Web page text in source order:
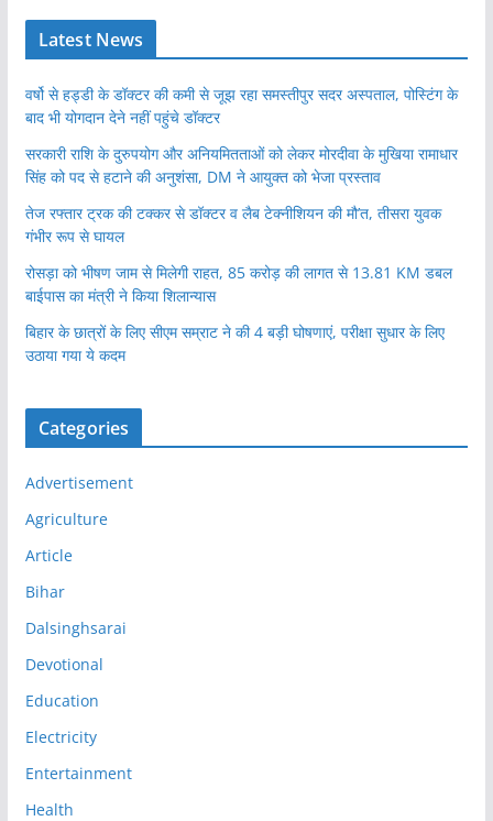
Latest News
वर्षो से हड्डी के डॉक्टर की कमी से जूझ रहा समस्तीपुर सदर अस्पताल, पोस्टिंग के
बाद भी योगदान देने नहीं पहुंचे डॉक्टर
सरकारी राशि के दुरुपयोग और अनियमितताओं को लेकर मोरदीवा के मुखिया रामाधार
सिंह को पद से हटाने की अनुशंसा, DM ने आयुक्त को भेजा प्रस्ताव
तेज रफ्तार ट्रक की टक्कर से डॉक्टर व लैब टेक्नीशियन की मौ’त, तीसरा युवक
गंभीर रूप से घायल
रोसड़ा को भीषण जाम से मिलेगी राहत, 85 करोड़ की लागत से 13.81 KM डबल
बाईपास का मंत्री ने किया शिलान्यास
बिहार के छात्रों के लिए सीएम सम्राट ने की 4 बड़ी घोषणाएं, परीक्षा सुधार के लिए
उठाया गया ये कदम
Categories
Advertisement
Agriculture
Article
Bihar
Dalsinghsarai
Devotional
Education
Electricity
Entertainment
Health